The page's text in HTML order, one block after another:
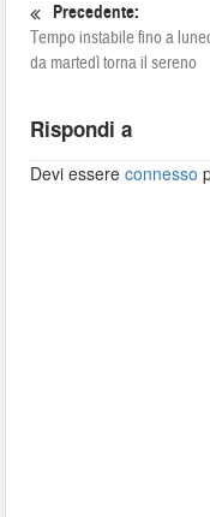
Precedente:
Tempo instabile fino a
da martedì torna il sereno
Rispondi a
Devi essereconnesso